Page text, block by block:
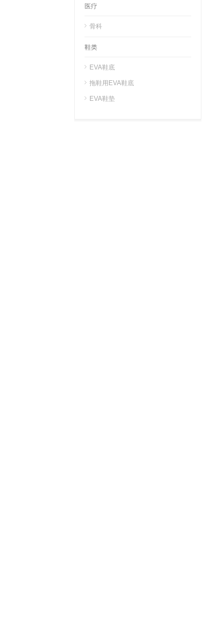
医疗
骨科
鞋类
EVA鞋底
拖鞋用EVA鞋底
EVA鞋垫